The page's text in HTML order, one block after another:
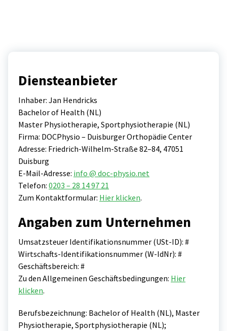
Diensteanbieter
Inhaber: Jan Hendricks
Bachelor of Health (NL)
Master Physiotherapie, Sportphysiotherapie (NL)
Firma: DOCPhysio – Duisburger Orthopädie Center
Adresse: Friedrich-Wilhelm-Straße 82–84, 47051
Duisburg
E-Mail-Adresse: info @ doc-physio.net
Telefon: 0203 – 28 14 97 21
Zum Kontaktformular: Hier klicken.
Angaben zum Unternehmen
Umsatzsteuer Identifikationsnummer (USt-ID): #
Wirtschafts-Identifikationsnummer (W-IdNr): #
Geschäftsbereich: #
Zu den Allgemeinen Geschäftsbedingungen: Hier
klicken.
Berufsbezeichnung: Bachelor of Health (NL), Master
Physiotherapie, Sportphysiotherapie (NL);